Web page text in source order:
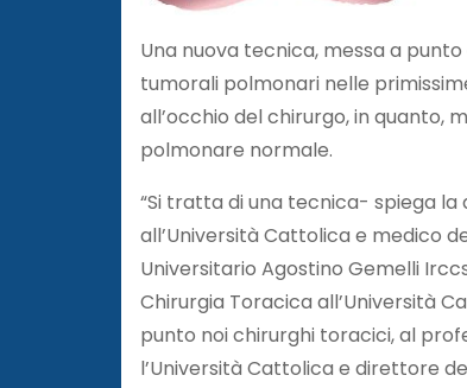
Una nuova tecnica, messa a
tumorali polmonari nelle
all’occhio del chirurgo, in quanto,
polmonare normale.
“Si tratta di una tecnica- spiega
all’Università Cattolica e medico
Universitario Agostino Gemelli
Chirurgia Toracica all’Università
punto noi chirurghi toracici, al
l’Università Cattolica e direttore